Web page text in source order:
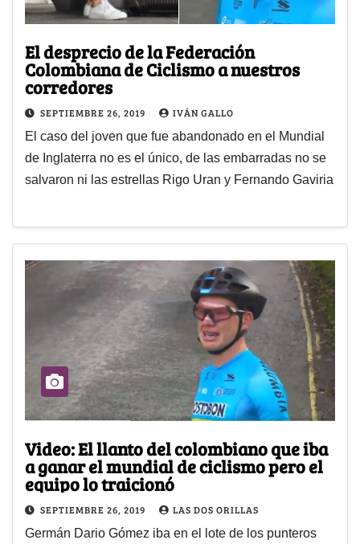
El desprecio de la Federación
Colombiana de Ciclismo a nuestros
corredores
SEPTIEMBRE 26, 2019 IVÁN GALLO
El caso del joven que fue abandonado en el Mundial
de Inglaterra no es el único, de las embarradas no se
salvaron ni las estrellas Rigo Uran y Fernando Gaviria
Video: El llanto del colombiano que iba
a ganar el mundial de ciclismo pero el
equipo lo traicionó
SEPTIEMBRE 26, 2019 LAS DOS ORILLAS
Germán Dario Gómez iba en el lote de los punteros